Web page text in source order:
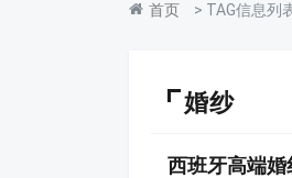
首页 > TAG信息列
婚纱
西班牙高端